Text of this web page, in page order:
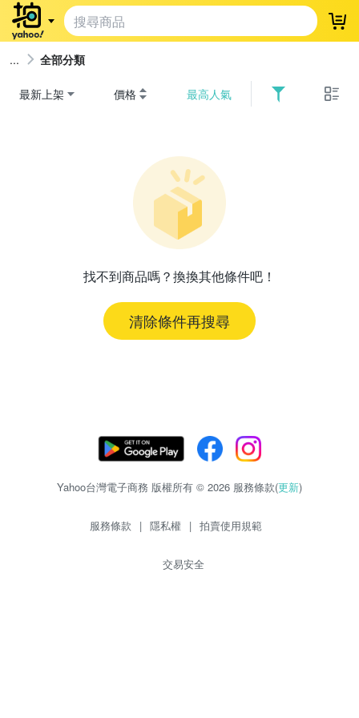
登
全部分類
最新上架 價格 最高人氣
找不到商品嗎？換換其他條件吧！
清除條件再搜尋
Yahoo台灣電子商務 版權所有 © 2026 服務條款(更新)
服務條款 | 隱私權 | 拍賣使用規範
交易安全